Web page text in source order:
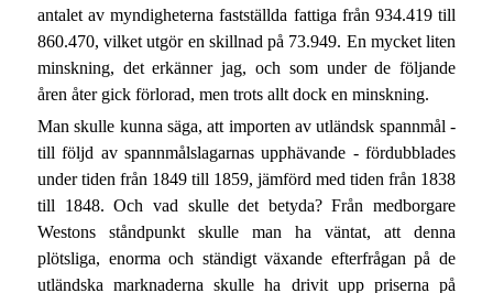
antalet av myndigheterna fastställda fattiga från 934.419 till
860.470, vilket utgör en skillnad på 73.949. En mycket liten
minskning, det erkänner jag, och som under de följande
åren åter gick förlorad, men trots allt dock en minskning.
Man skulle kunna säga, att importen av utländsk spannmål -
till följd av spannmålslagarnas upphävande - fördubblades
under tiden från 1849 till 1859, jämförd med tiden från 1838
till 1848. Och vad skulle det betyda? Från medborgare
Westons ståndpunkt skulle man ha väntat, att denna
plötsliga, enorma och ständigt växande efterfrågan på de
utländska marknaderna skulle ha drivit upp priserna på